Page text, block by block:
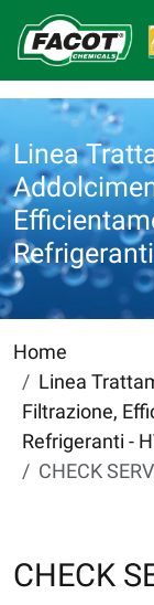
Linea
Home
Linea
Filtrazione,
Refrigeranti -
CHECK
CHECK